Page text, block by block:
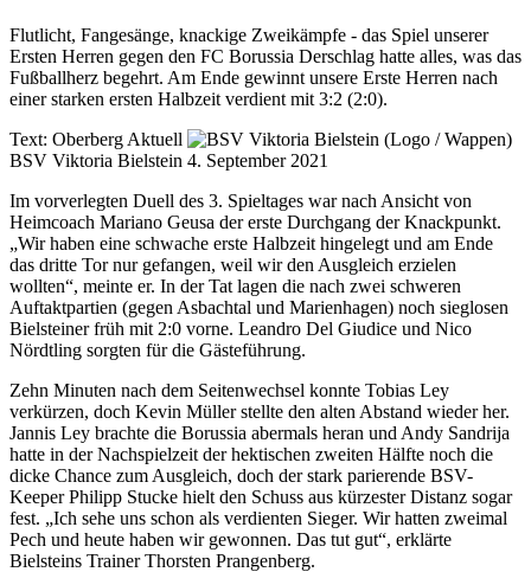
Flutlicht, Fangesänge, knackige Zweikämpfe - das Spiel unserer
Ersten Herren gegen den FC Borussia Derschlag hatte alles, was das
Fußballherz begehrt. Am Ende gewinnt unsere Erste Herren nach
einer starken ersten Halbzeit verdient mit 3:2 (2:0).
Text: Oberberg Aktuell
BSV Viktoria Bielstein 4. September 2021
Im vorverlegten Duell des 3. Spieltages war nach Ansicht von
Heimcoach Mariano Geusa der erste Durchgang der Knackpunkt.
„Wir haben eine schwache erste Halbzeit hingelegt und am Ende
das dritte Tor nur gefangen, weil wir den Ausgleich erzielen
wollten“, meinte er. In der Tat lagen die nach zwei schweren
Auftaktpartien (gegen Asbachtal und Marienhagen) noch sieglosen
Bielsteiner früh mit 2:0 vorne. Leandro Del Giudice und Nico
Nördtling sorgten für die Gästeführung.
Zehn Minuten nach dem Seitenwechsel konnte Tobias Ley
verkürzen, doch Kevin Müller stellte den alten Abstand wieder her.
Jannis Ley brachte die Borussia abermals heran und Andy Sandrija
hatte in der Nachspielzeit der hektischen zweiten Hälfte noch die
dicke Chance zum Ausgleich, doch der stark parierende BSV-
Keeper Philipp Stucke hielt den Schuss aus kürzester Distanz sogar
fest. „Ich sehe uns schon als verdienten Sieger. Wir hatten zweimal
Pech und heute haben wir gewonnen. Das tut gut“, erklärte
Bielsteins Trainer Thorsten Prangenberg.